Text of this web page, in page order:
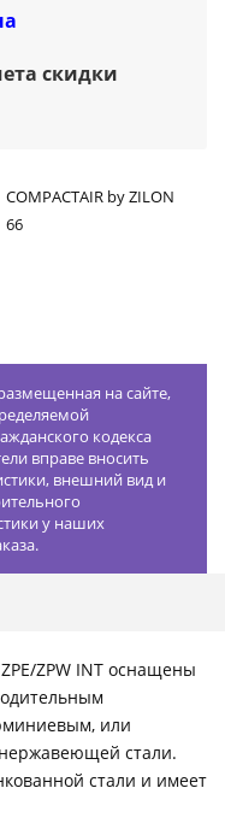
скидки
COMPACTAIR by ZILON
66
на сайте,
кодекса
вправе вносить
внешний вид и
у наших
ZPW INT оснащены
или
стали.
стали и имеет